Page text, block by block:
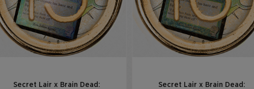
Secret Lair x Brain Dead:
Secret Lair x Brain Dead: